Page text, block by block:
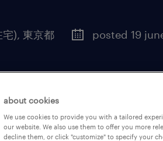
宅), 東京都 posted 19
about cookies
We use cookies to provide you with a tailored
our website. We also use them to offer you more
decline them, or click "customize" to specify your